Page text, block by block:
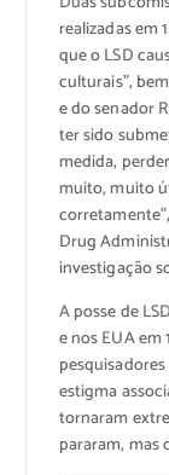
realizadas em
que o LSD
culturais”,
e do senador
ter sido
medida,
muito, muito
Drug
investigação
A posse de
e nos EUA
estigma
tornaram
pararam,